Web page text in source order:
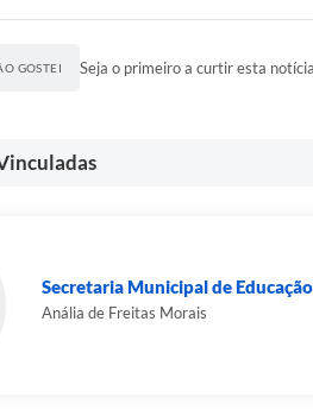
GOSTEI Seja o primeiro a curtir esta
Secretaria Municipal de Educação
Anália de Freitas Morais